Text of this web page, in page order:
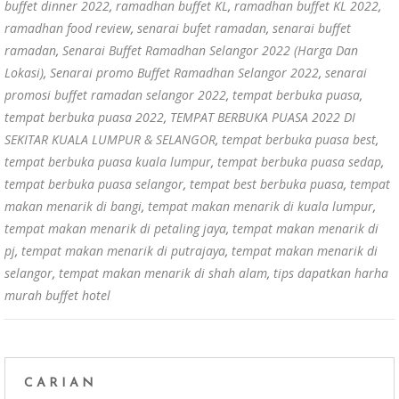
buffet dinner 2022, ramadhan buffet KL, ramadhan buffet KL 2022,
ramadhan food review, senarai bufet ramadan, senarai buffet
ramadan, Senarai Buffet Ramadhan Selangor 2022 (Harga Dan
Lokasi), Senarai promo Buffet Ramadhan Selangor 2022, senarai
promosi buffet ramadan selangor 2022, tempat berbuka puasa,
tempat berbuka puasa 2022, TEMPAT BERBUKA PUASA 2022 DI
SEKITAR KUALA LUMPUR & SELANGOR, tempat berbuka puasa best,
tempat berbuka puasa kuala lumpur, tempat berbuka puasa sedap,
tempat berbuka puasa selangor, tempat best berbuka puasa, tempat
makan menarik di bangi, tempat makan menarik di kuala lumpur,
tempat makan menarik di petaling jaya, tempat makan menarik di
pj, tempat makan menarik di putrajaya, tempat makan menarik di
selangor, tempat makan menarik di shah alam, tips dapatkan harha
murah buffet hotel
CARIAN